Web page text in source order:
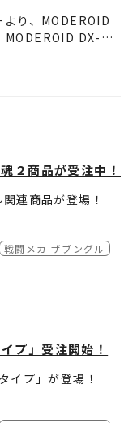
り、MODEROID
DX-SC
イズのエントリー
』より、主人公ス
ソードフィッシュ
特化したエントリ
。
展開、プラズマカ
、キャノピー開閉
ピーゲル」のフィ
だけでイメージに
。
日（水）23:59
48 ソードフィッ
ソードフィッシュ
シリーズにライ
ックを多数盛り込ん
場！
。
利氏監修により洗
徹底再現。
使用。折り畳み機
、キャノピー開閉
色済みのものと、
2種類が付属。
開閉を再現。
スピーゲル」「ア
塗装）が付属。
のと、コックピッ
属します。
２商品が受注中！
連商品が登場！​
ーマシンセット」​
シンセットも同時
戦闘メカ ザブングル
プ」受注開始！
イプ」が登場！